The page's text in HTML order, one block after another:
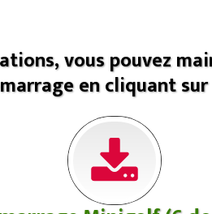
vous pouvez
en cliquant